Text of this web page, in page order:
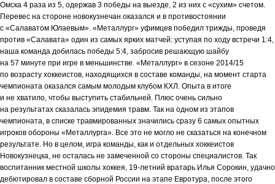
Омска 4 раза из 5, одержав 3 победы на выезде, 2 из них с «сухим» счетом.
Перевес на стороне новокузнечан оказался и в противостоянии
с «Салаватом Юлаевым». «Металлург» уфимцев победил трижды, проведя
против «Салавата» один из самых ярких матчей: уступая по ходу встречи 1:4,
наша команда добилась победы 5:4, забросив решающую шайбу
на 57 минуте при игре в меньшинстве. «Металлург» в сезоне 2014/15
по возрасту хоккеистов, находящихся в составе команды, на момент старта
чемпионата оказался самым молодым клубом КХЛ. Опыта в итоге
и не хватило, чтобы выступить стабильней. Плюс очень сильно
на результатах сказалась эпидемия травм. Так на одном из этапов
чемпионата, в списке травмированных значились сразу 6 самых опытных
игроков обороны «Металлурга». Все это не могло не сказаться на конечном
результате. Но в целом, игра команды, как и отдельных хоккеистов
Новокузнецка, не осталась не замеченной со стороны специалистов. Так
воспитанник местной школы хоккея, 19-летний вратарь Илья Сорокин, удачно
дебютировал в составе сборной России на этапе Евротура, после этого